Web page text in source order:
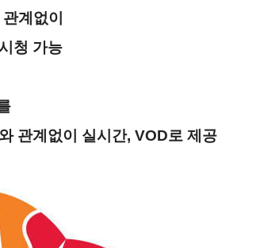
계없이
청 가능
관계없이 실시간, VOD로 제공